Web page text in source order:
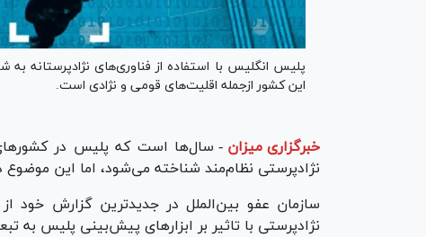
پلیس انگلیس با استفاده از فناوری‌های نژادپرستانه
این کشور ازجمله اقلیت‌های قومی و نژادی است.
خبرگزاری میزان - سال‌ها است که پلیس در
نژادپرستی نظام‌مند شناخته می‌شود، اما این
سازمان عفو بین‌الملل در جدیدترین گزارش
نژادپرستی با تاثیر بر ابزار‌های پیش‌بینی پلیس